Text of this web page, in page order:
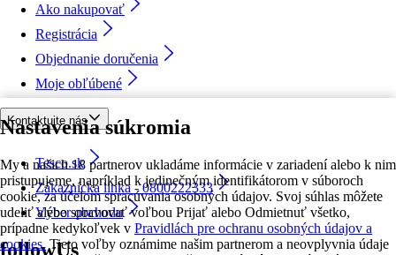
Nastavenia súkromia
My a našich 18 partnerov ukladáme informácie v zariadení alebo k nim
pristupujeme, napríklad k jedinečným identifikátorom v súboroch
cookie, za účelom spracúvania osobných údajov. Svoj súhlas môžete
udeliť alebo spravovať voľbou Prijať alebo Odmietnuť všetko,
prípadne kedykoľvek v Pravidlách pre ochranu osobných údajov a
cookies. Tieto voľby oznámime našim partnerom a neovplyvnia údaje
Ako nakupovať
Registrácia
Objednanie doručenia
Moje obľúbené
Kontaktujte nás
Tesco.sk
Zákaznícka linka - 0800222333
Výber obchodu
followUs